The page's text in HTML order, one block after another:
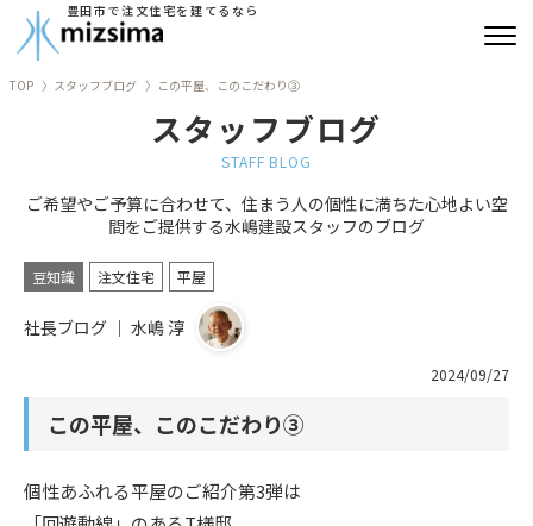
豊田市で注文住宅を建てるなら
リフォーム
古民家再生
建築実績
TOP スタッフブログ この平屋、このこだわり③
スタッフブログ
STAFF BLOG
ご希望やご予算に合わせて、住まう人の個性に満ちた心地よい空
間をご提供する水嶋建設スタッフのブログ
豆知識 注文住宅 平屋
社長ブログ ｜ 水嶋 淳
2024/09/27
この平屋、このこだわり③
個性あふれる平屋のご紹介第3弾は